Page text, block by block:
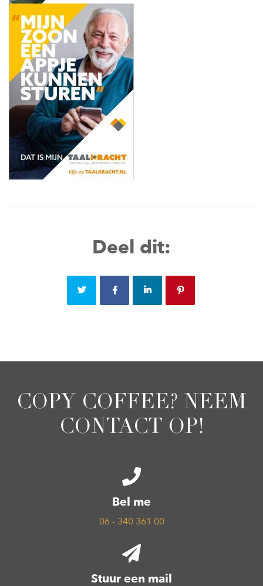
Deel dit:
COPY COFFEE? NEEM
CONTACT OP!
Bel me
06 - 340 361 00
Stuur een mail